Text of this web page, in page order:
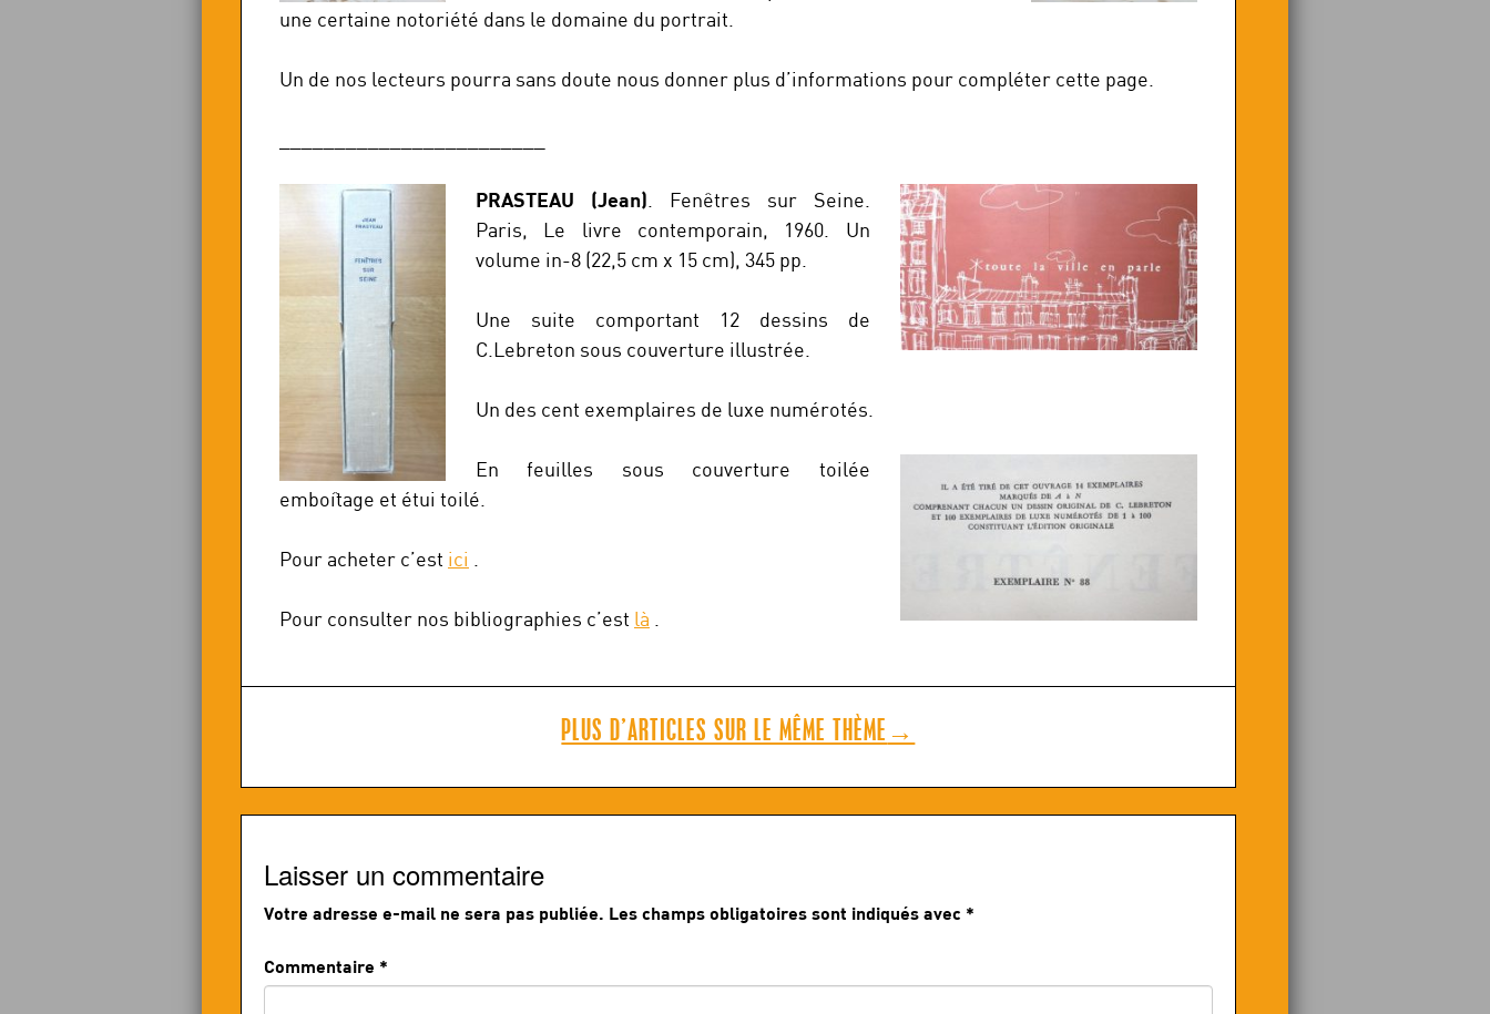
une certaine notoriété dans le domaine du portrait.
Un de nos lecteurs pourra sans doute nous donner plus d’informations pour compléter cette page.
PRASTEAU (Jean). Fenêtres sur Seine.
Paris, Le livre contemporain, 1960. Un
volume in-8 (22,5 cm x 15 cm), 345 pp.
Une suite comportant 12 dessins de
C.Lebreton sous couverture illustrée.
Un des cent exemplaires de luxe numérotés.
En feuilles sous couverture toilée
emboîtage et étui toilé.
Pour acheter c’est ici .
Pour consulter nos bibliographies c’est là .
PLUS D’ARTICLES SUR LE MÊME THÈME →
Laisser un commentaire
Votre adresse e-mail ne sera pas publiée. Les champs obligatoires sont indiqués avec *
Commentaire *